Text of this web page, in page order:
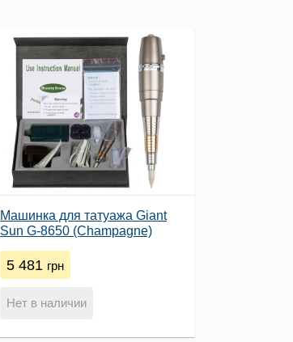
Машинка для татуажа Giant
Sun G-8650 (Champagne)
5 481 грн
Нет в наличии